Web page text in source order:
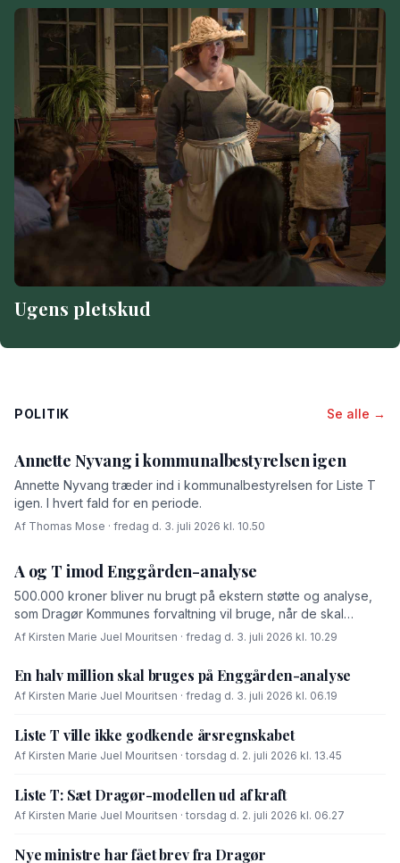
Ugens pletskud
POLITIK Se alle →
Annette Nyvang i kommunalbestyrelsen igen
Annette Nyvang træder ind i kommunalbestyrelsen for Liste T
igen. I hvert fald for en periode.
Af Thomas Mose · fredag d. 3. juli 2026 kl. 10.50
A og T imod Enggården-analyse
500.000 kroner bliver nu brugt på ekstern støtte og analyse,
som Dragør Kommunes forvaltning vil bruge, når de skal
forhandle med OK-fonden om en driftsoverenskomst for
Af Kirsten Marie Juel Mouritsen · fredag d. 3. juli 2026 kl. 10.29
En halv million skal bruges på Enggården-analyse
Af Kirsten Marie Juel Mouritsen · fredag d. 3. juli 2026 kl. 06.19
Liste T ville ikke godkende årsregnskabet
Af Kirsten Marie Juel Mouritsen · torsdag d. 2. juli 2026 kl. 13.45
Liste T: Sæt Dragør-modellen ud af kraft
Af Kirsten Marie Juel Mouritsen · torsdag d. 2. juli 2026 kl. 06.27
Nye ministre har fået brev fra Dragør